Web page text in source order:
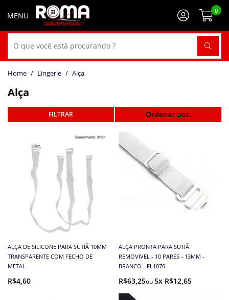
0
Lingerie Alça
Alça
Ordenar por:
ALÇA DE SILICONE PARA SUTIÃ 10MM
TRANSPARENTE COM FECHO DE
METAL
R$4,60
ALÇA PRONTA PARA SUTIÃ
REMOVIVEL - 10 PARES - 13MM -
BRANCO - FL1070
R$63,25 5x R$12,65